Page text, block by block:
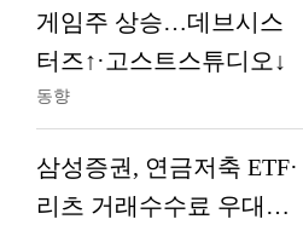
게임주 상승…데브시스
터즈↑·고스트스튜디오↓
동향
삼성증권, 연금저축 ETF·
리츠 거래수수료 우대…